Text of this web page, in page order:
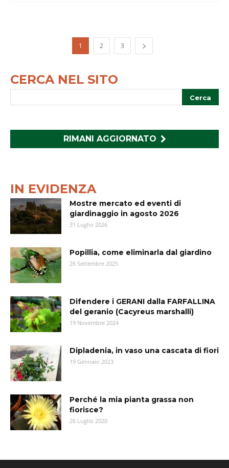
1 2 3
CERCA NEL SITO
RIMANI AGGIORNATO
IN EVIDENZA
Mostre mercato ed eventi di
giardinaggio in agosto 2026
31 Luglio 2026
Popillia, come eliminarla dal giardino
26 Settembre 2025
Difendere i GERANI dalla FARFALLINA
del geranio (Cacyreus marshalli)
19 Novembre 2024
Dipladenia, in vaso una cascata di fiori
19 Gennaio 2023
Perché la mia pianta grassa non
fiorisce?
26 Luglio 2020